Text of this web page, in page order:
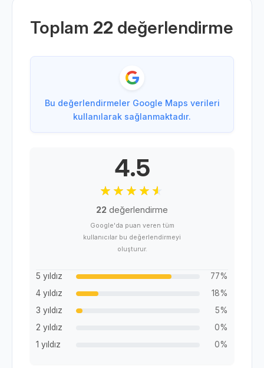
Toplam 22 değerlendirme
Bu değerlendirmeler Google Maps verileri
kullanılarak sağlanmaktadır.
4.5
22 değerlendirme
Google'da puan veren tüm
kullanıcılar bu değerlendirmeyi
oluşturur.
5 yıldız
77%
4 yıldız
18%
3 yıldız
5%
2 yıldız
0%
1 yıldız
0%